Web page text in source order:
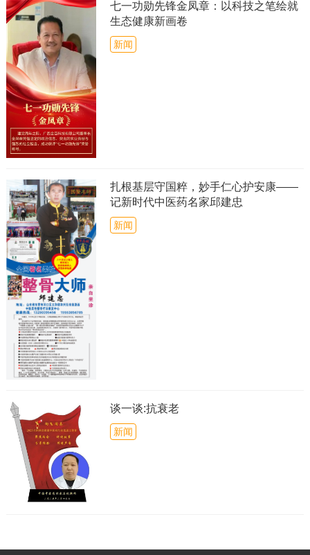
七一功勋先锋金凤章：以科技之笔绘就
生态健康新画卷
新闻
扎根基层守国粹，妙手仁心护安康——
记新时代中医药名家邱建忠
新闻
谈一谈:抗衰老
新闻